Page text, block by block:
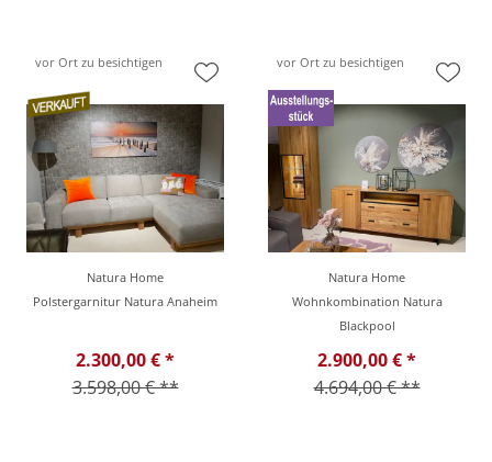
vor Ort zu besichtigen
Natura Home
Polstergarnitur Natura Anaheim
2.300,00 € *
3.598,00 € **
vor Ort zu besichtigen
Natura Home
Wohnkombination Natura
Blackpool
2.900,00 € *
4.694,00 € **